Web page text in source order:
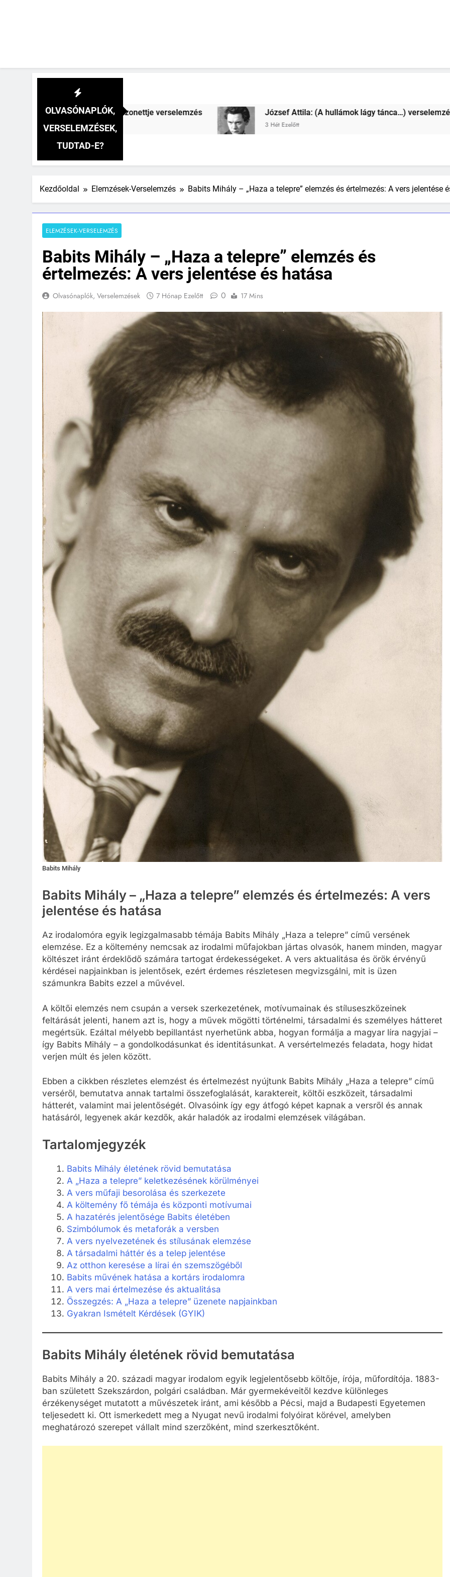
OLVASÓNAPLÓK,
VERSELEMZÉSEK,
TUDTAD-E?
József Attila: (A hullámok lágy tánca…) verselemzés
3 Hét Ezelőtt
József Attila: (A
Kezdőoldal Elemzések-Verselemzés Babits Mihály – „Haza a telepre” elemzés és értelmezés: A vers jelentése
ELEMZÉSEK-VERSELEMZÉS
Babits Mihály – „Haza a telepre” elemzés és
értelmezés: A vers jelentése és hatása
Olvasónaplók, Verselemzések 7 Hónap Ezelőtt 0 17 Mins
Babits Mihály
Babits Mihály – „Haza a telepre” elemzés és értelmezés: A vers
jelentése és hatása
Az irodalomóra egyik legizgalmasabb témája Babits Mihály „Haza a telepre” című versének
elemzése. Ez a költemény nemcsak az irodalmi műfajokban jártas olvasók, hanem minden, magyar
költészet iránt érdeklődő számára tartogat érdekességeket. A vers aktualitása és örök érvényű
kérdései napjainkban is jelentősek, ezért érdemes részletesen megvizsgálni, mit is üzen
számunkra Babits ezzel a művével.
A költői elemzés nem csupán a versek szerkezetének, motívumainak és stíluseszközeinek
feltárását jelenti, hanem azt is, hogy a művek mögötti történelmi, társadalmi és személyes hátteret
megértsük. Ezáltal mélyebb bepillantást nyerhetünk abba, hogyan formálja a magyar líra nagyjai –
így Babits Mihály – a gondolkodásunkat és identitásunkat. A versértelmezés feladata, hogy hidat
verjen múlt és jelen között.
Ebben a cikkben részletes elemzést és értelmezést nyújtunk Babits Mihály „Haza a telepre” című
verséről, bemutatva annak tartalmi összefoglalását, karaktereit, költői eszközeit, társadalmi
hátterét, valamint mai jelentőségét. Olvasóink így egy átfogó képet kapnak a versről és annak
hatásáról, legyenek akár kezdők, akár haladók az irodalmi elemzések világában.
Tartalomjegyzék
Babits Mihály életének rövid bemutatása
A „Haza a telepre” keletkezésének körülményei
A vers műfaji besorolása és szerkezete
A költemény fő témája és központi motívumai
A hazatérés jelentősége Babits életében
Szimbólumok és metaforák a versben
A vers nyelvezetének és stílusának elemzése
A társadalmi háttér és a telep jelentése
Az otthon keresése a lírai én szemszögéből
Babits művének hatása a kortárs irodalomra
A vers mai értelmezése és aktualitása
Összegzés: A „Haza a telepre” üzenete napjainkban
Gyakran Ismételt Kérdések (GYIK)
Babits Mihály életének rövid bemutatása
Babits Mihály a 20. századi magyar irodalom egyik legjelentősebb költője, írója, műfordítója. 1883-
ban született Szekszárdon, polgári családban. Már gyermekéveitől kezdve különleges
érzékenységet mutatott a művészetek iránt, ami később a Pécsi, majd a Budapesti Egyetemen
teljesedett ki. Ott ismerkedett meg a Nyugat nevű irodalmi folyóirat körével, amelyben
meghatározó szerepet vállalt mind szerzőként, mind szerkesztőként.